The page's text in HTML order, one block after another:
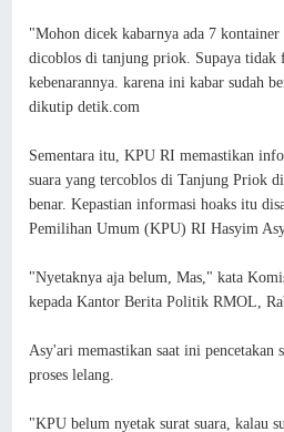
"Mohon dicek kabarnya ada 7 kontainer
dicoblos di tanjung priok. Supaya tidak
kebenarannya. karena ini kabar sudah
dikutip detik.com
Sementara itu, KPU RI memastikan
suara yang tercoblos di Tanjung Priok
benar. Kepastian informasi hoaks itu
Pemilihan Umum (KPU) RI Hasyim
"Nyetaknya aja belum, Mas," kata
kepada Kantor Berita Politik RMOL,
Asy'ari memastikan saat ini pencetakan
proses lelang.
"KPU belum nyetak surat suara, kalau